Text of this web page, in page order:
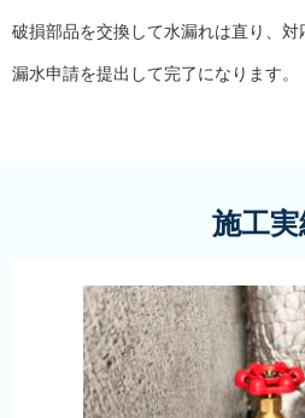
破損部品を交換して水漏れは直り、対
漏水申請を提出して完了になります。
施工実